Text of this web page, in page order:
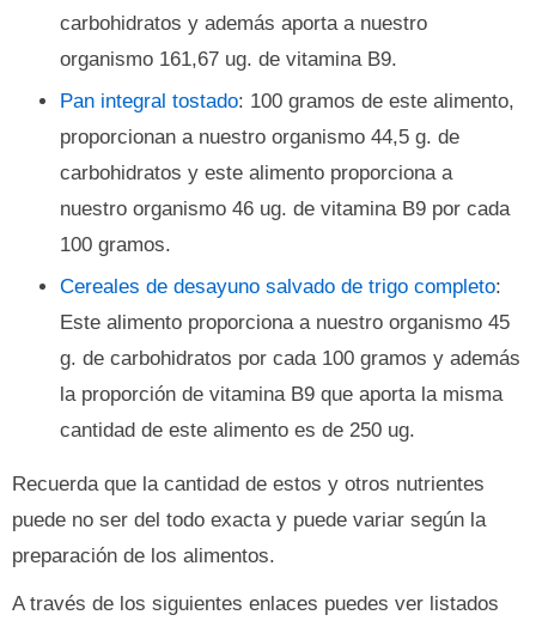
carbohidratos y además aporta a nuestro
organismo 161,67 ug. de vitamina B9.
Pan integral tostado: 100 gramos de este alimento,
proporcionan a nuestro organismo 44,5 g. de
carbohidratos y este alimento proporciona a
nuestro organismo 46 ug. de vitamina B9 por cada
100 gramos.
Cereales de desayuno salvado de trigo completo:
Este alimento proporciona a nuestro organismo 45
g. de carbohidratos por cada 100 gramos y además
la proporción de vitamina B9 que aporta la misma
cantidad de este alimento es de 250 ug.
Recuerda que la cantidad de estos y otros nutrientes
puede no ser del todo exacta y puede variar según la
preparación de los alimentos.
A través de los siguientes enlaces puedes ver listados